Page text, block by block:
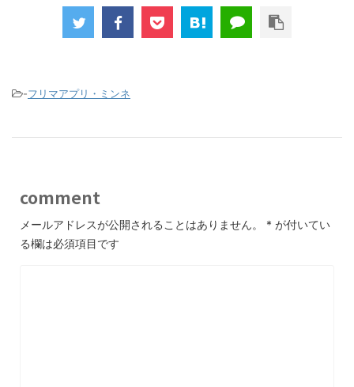
-フリマアプリ・ミンネ
comment
メールアドレスが公開されることはありません。 * が付いてい
る欄は必須項目です